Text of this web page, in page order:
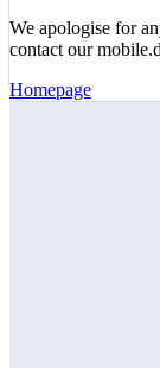
We apologise for
contact our
Homepage